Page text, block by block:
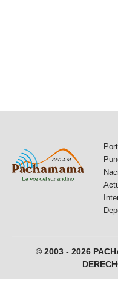
© 2003 - 2026